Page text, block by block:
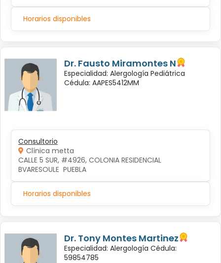
Horarios disponibles
Dr. Fausto Miramontes N
Especialidad: Alergología Pediátrica
Cédula: AAPES5412MM
Consultorio
Clínica metta
CALLE 5 SUR, #4926, COLONIA RESIDENCIAL
BVARESOULE  PUEBLA
Horarios disponibles
Dr. Tony Montes Martinez
Especialidad: Alergología Cédula:
59854785